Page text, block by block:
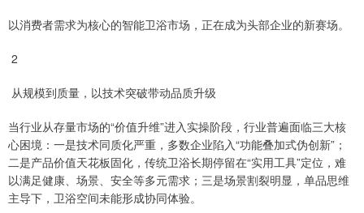
以消费者需求为核心的智能卫浴市场，正在成为头部企业的新赛场。
2
从规模到质量，以技术突破带动品质升级
当行业从存量市场的“价值升维”进入实操阶段，行业普遍面临三大核
心困境：一是技术同质化严重，多数企业陷入“功能叠加式伪创新”；
二是产品价值天花板固化，传统卫浴长期停留在“实用工具”定位，难
以满足健康、场景、安全等多元需求；三是场景割裂明显，单品思维
主导下，卫浴空间未能形成协同体验。